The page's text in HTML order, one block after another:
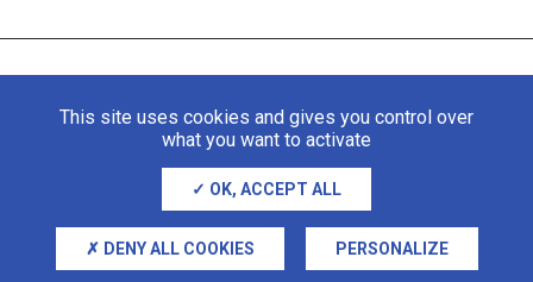
Mentions légales Gestion des cookies
Adipso, agence web et mobile à
This site uses cookies and gives you control over
what you want to activate
OK, ACCEPT ALL
DENY ALL COOKIES PERSONALIZE